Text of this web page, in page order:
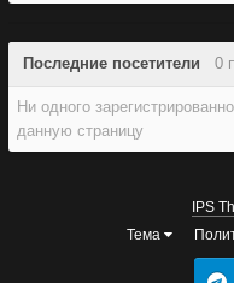
Последние посетители 0
Ни одного
данную страницу
IPS
Тема